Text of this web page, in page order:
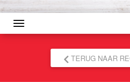
Toggle navigation
TERUG NAAR